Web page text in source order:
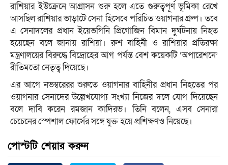
রাশিয়ার ইউক্রেনে আগ্রাসন শুরু হলে এতে গুরুত্বপূর্ণ ভূমিকা রেখে
আসছিল রাশিয়ার ভাড়াটে সেনা হিসেবে পরিচিত ওয়াগনার গ্রুপ। তবে
এ সেনাদলের প্রধান ইয়েভগিনি প্রিগোজিন বিমান দুর্ঘটনায় নিহত
হয়েছেন বলে জানায় রাশিয়া। রুশ বাহিনী ও রাশিয়ার প্রতিরক্ষা
মন্ত্রণালয়ের বিরুদ্ধে বিদ্রোহের আগ পর্যন্ত বেশ কয়েকটি ‘অপারেশনে’
রীতিমতো নেতৃত্ব দিয়েছে।
এর আগে নভম্বরেরর শুরুতে ওয়াগনার বাহিনীর প্রধান নিহতের পর
ওয়াগনার সেনাদের উল্লেখযোগ্য সংখ্যা নিজের দলে যোগ দিয়েছেন
বলে দাবি করেন রমজান কাদিরভ। তিনি বলেন, এসব সেনারা
চেচেনের স্পেশাল ফোর্সের সঙ্গে যুক্ত হয়ে প্রশিক্ষণও নিয়েছে।
পোস্টটি শেয়ার করুন